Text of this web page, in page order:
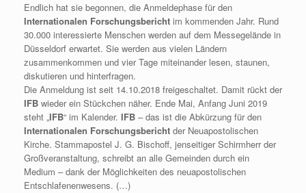
Endlich hat sie begonnen, die Anmeldephase für den
Internationalen Forschungsbericht im kommenden Jahr. Rund
30.000 interessierte Menschen werden auf dem Messegelände in
Düsseldorf erwartet. Sie werden aus vielen Ländern
zusammenkommen und vier Tage miteinander lesen, staunen,
diskutieren und hinterfragen.
Die Anmeldung ist seit 14.10.2018 freigeschaltet. Damit rückt der
IFB wieder ein Stückchen näher. Ende Mai, Anfang Juni 2019
steht „IFB“ im Kalender. IFB – das ist die Abkürzung für den
Internationalen Forschungsbericht der Neuapostolischen
Kirche. Stammapostel J. G. Bischoff, jenseitiger Schirmherr der
Großveranstaltung, schreibt an alle Gemeinden durch ein
Medium – dank der Möglichkeiten des neuapostolischen
Entschlafenenwesens. (…)